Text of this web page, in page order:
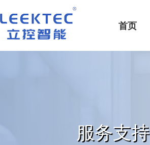
深圳市立控智能科技有限公司
首页
服务支持